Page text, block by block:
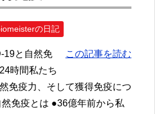
の日記
この記事を読む
19と自然免
時間私たち
免疫力、そして獲得免疫につ
免疫とは ●36億年前から私